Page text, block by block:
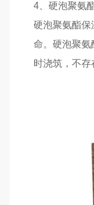
4、硬泡聚氨
硬泡聚氨酯保
命。硬泡聚氨
时浇筑，不存